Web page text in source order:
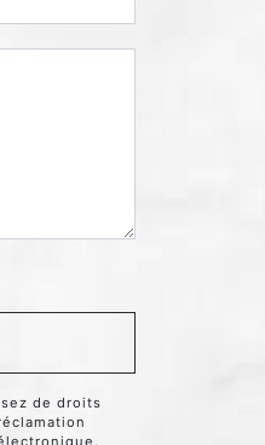
de droits